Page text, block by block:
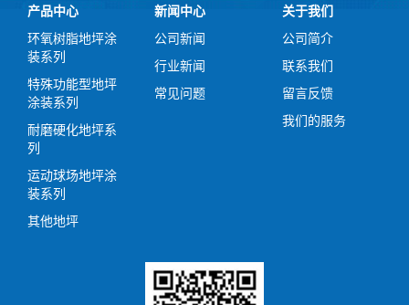
产品中心
环氧树脂地坪涂
装系列
特殊功能型地坪
涂装系列
耐磨硬化地坪系
列
运动球场地坪涂
装系列
其他地坪
新闻中心
公司新闻
行业新闻
常见问题
关于我们
公司简介
联系我们
留言反馈
我们的服务